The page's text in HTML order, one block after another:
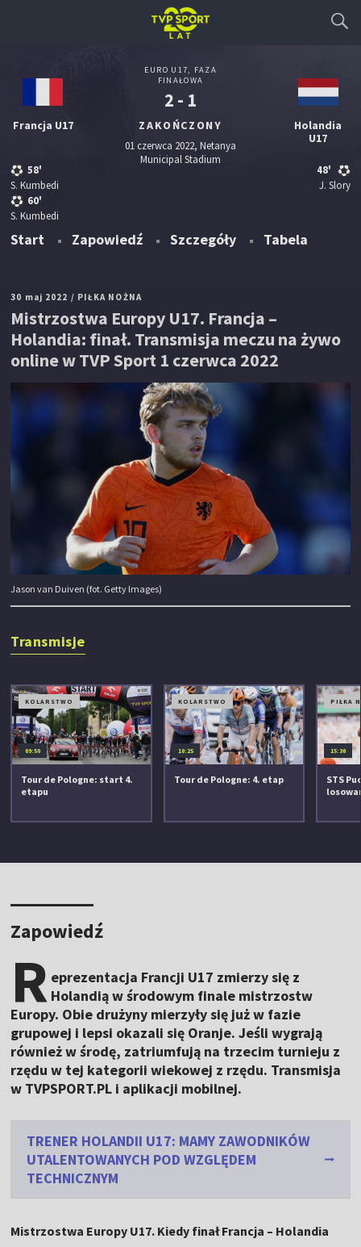
Francja U17
58'
S. Kumbedi
60'
S. Kumbedi
EURO U17, FAZA
FINAŁOWA
2 - 1
ZAKOŃCZONY
01 czerwca 2022, Netanya
Municipal Stadium
Holandia
U17
48'
J. Slory
Start Zapowiedź Szczegóły Tabela
30 maj 2022 / PIŁKA NOŻNA
Mistrzostwa Europy U17. Francja –
Holandia: finał. Transmisja meczu na żywo
online w TVP Sport 1 czerwca 2022
Jason van Duiven (fot. Getty Images)
Transmisje
KOLARSTWO
09:50
Tour de Pologne: start 4.
etapu
KOLARSTWO
10:25
Tour de Pologne: 4. etap
PIŁKA
15:30
STS
Zapowiedź
R eprezentacja Francji U17 zmierzy się z
Holandią w środowym finale mistrzostw
Europy. Obie drużyny mierzyły się już w fazie
grupowej i lepsi okazali się Oranje. Jeśli wygrają
również w środę, zatriumfują na trzecim turnieju z
rzędu w tej kategorii wiekowej z rzędu. Transmisja
w TVPSPORT.PL i aplikacji mobilnej.
TRENER HOLANDII U17: MAMY ZAWODNIKÓW
UTALENTOWANYCH POD WZGLĘDEM
TECHNICZNYM
Mistrzostwa Europy U17. Kiedy finał Francja – Holandia